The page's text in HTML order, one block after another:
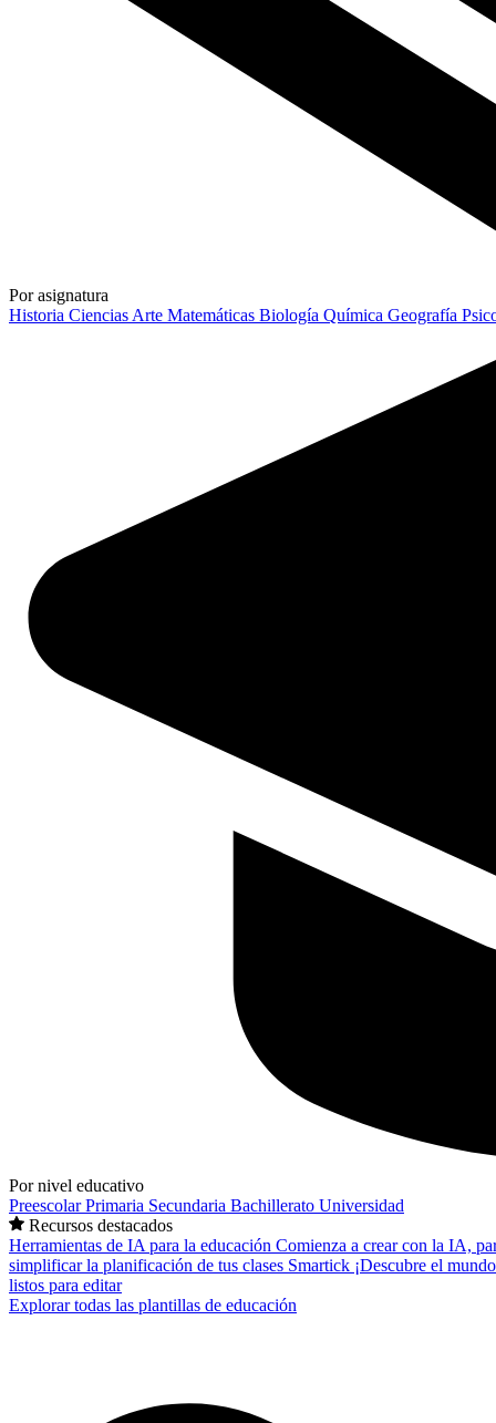
Por asignatura
Historia Ciencias Arte Matemáticas Biología Química Geografía
Por nivel educativo
PreescolarPrimaria Secundaria Bachillerato Universidad
Recursos destacados
Herramientas de IA para la educación Comienza a crear con la IA,
simplificar la planificación de tus clases Smartick ¡Descubre el
listos para editar
Explorar todas las plantillas de educación